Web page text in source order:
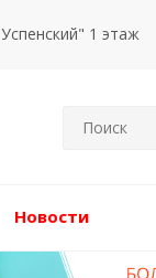
1 этаж
Новости